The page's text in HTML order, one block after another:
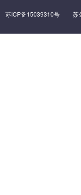
苏ICP备15039310号 苏